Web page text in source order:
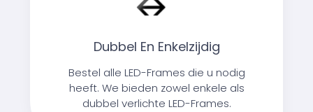
Dubbel En Enkelzijdig
Bestel alle LED-Frames die u nodig
heeft. We bieden zowel enkele als
dubbel verlichte LED-Frames.